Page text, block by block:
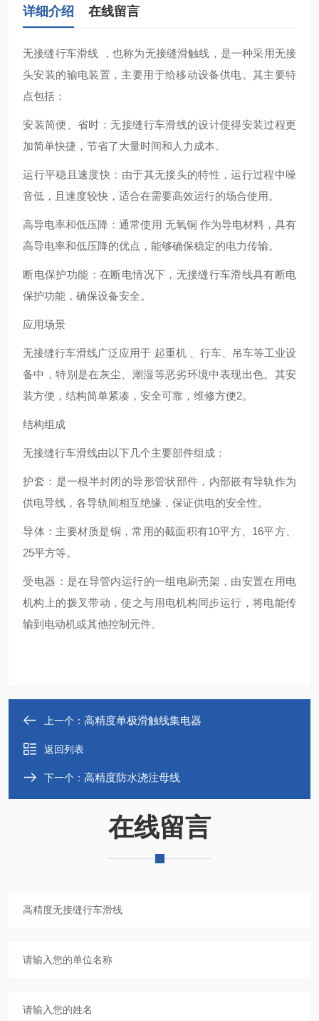
详细介绍 在线留言
无接缝行车滑线 ‌，也称为无接缝滑触线，是一种采用无接
头安装的输电装置，主要用于给移动设备供电。其主要特
点包括：
‌安装简便、省时‌：无接缝行车滑线的设计使得安装过程更
加简单快捷，节省了大量时间和人力成本‌。
‌运行平稳且速度快‌：由于其无接头的特性，运行过程中噪
音低，且速度较快，适合在需要高效运行的场合使用‌。
‌高导电率和低压降‌：通常使用 无氧铜 作为导电材料，具有
高导电率和低压降的优点，能够确保稳定的电力传输‌。
‌断电保护功能‌：在断电情况下，无接缝行车滑线具有断电
保护功能，确保设备安全‌。
应用场景
无接缝行车滑线广泛应用于 起重机 、行车、吊车等工业设
备中，特别是在灰尘、潮湿等恶劣环境中表现出色。其安
装方便，结构简单紧凑，安全可靠，维修方便‌2。
结构组成
无接缝行车滑线由以下几个主要部件组成：
‌护套‌：是一根半封闭的导形管状部件，内部嵌有导轨作为
供电导线，各导轨间相互绝缘，保证供电的安全性。
‌导体‌：主要材质是铜，常用的截面积有10平方、16平方、
25平方等。
‌受电器‌：是在导管内运行的一组电刷壳架，由安置在用电
机构上的拨叉带动，使之与用电机构同步运行，将电能传
输到电动机或其他控制元件‌。
上一个： 高精度单极滑触线集电器
返回列表
下一个： 高精度防水浇注母线
在线留言